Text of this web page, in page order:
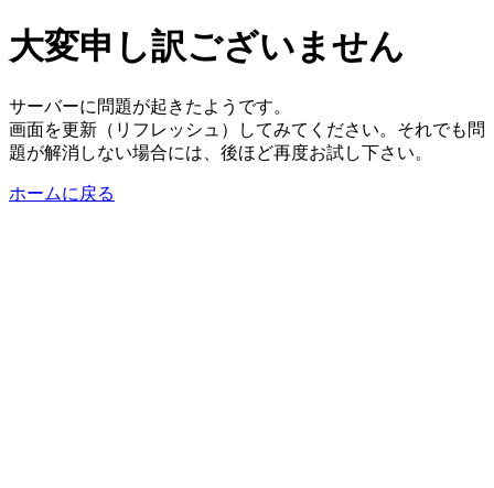
大変申し訳ございません
サーバーに問題が起きたようです。
画面を更新（リフレッシュ）してみてください。それでも問
題が解消しない場合には、後ほど再度お試し下さい。
ホームに戻る